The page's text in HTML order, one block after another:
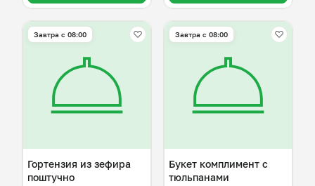
Завтра c 08:00
Гортензия из зефира
поштучно
Завтра c 08:00
Букет комплимент с
тюльпанами